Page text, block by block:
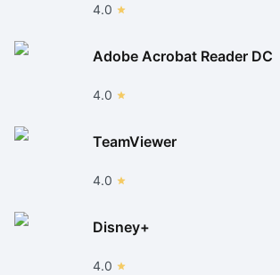
4.0
Adobe Acrobat Reader DC
4.0
TeamViewer
4.0
Disney+
4.0